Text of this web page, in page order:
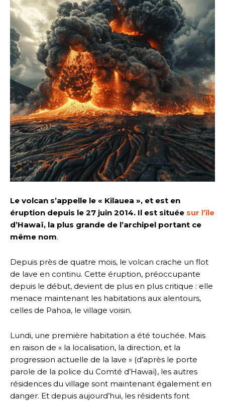
Le volcan s’appelle le « Kilauea », et est en
éruption depuis le 27 juin 2014. Il est située sur l’île
d’Hawaï, la plus grande de l’archipel portant ce
même nom.
Depuis près de quatre mois, le volcan crache un flot
de lave en continu. Cette éruption, préoccupante
depuis le début, devient de plus en plus critique : elle
menace maintenant les habitations aux alentours,
celles de Pahoa, le village voisin.
Lundi, une première habitation a été touchée. Mais
en raison de « la localisation, la direction, et la
progression actuelle de la lave » (d’après le porte
parole de la police du Comté d’Hawaï), les autres
résidences du village sont maintenant également en
danger. Et depuis aujourd’hui, les résidents font